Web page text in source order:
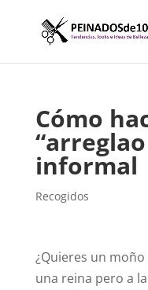
Cómo
informal
Recogidos
¿Quieres un
una reina pero a